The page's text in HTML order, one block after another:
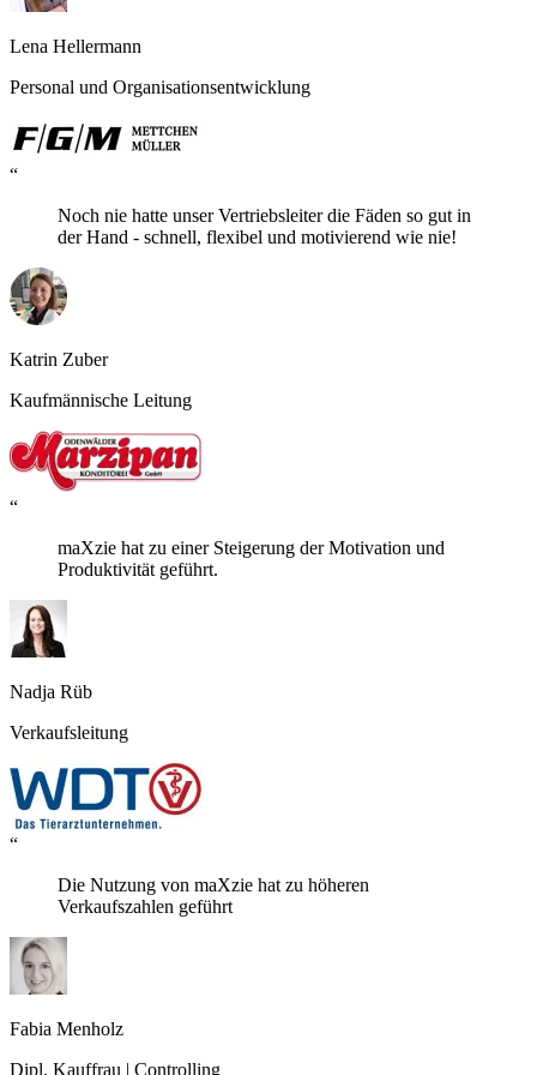
Lena Hellermann
Personal und Organisationsentwicklung
“
Noch nie hatte unser Vertriebsleiter die Fäden so gut in
der Hand - schnell, flexibel und motivierend wie nie!
Katrin Zuber
Kaufmännische Leitung
“
maXzie hat zu einer Steigerung der Motivation und
Produktivität geführt.
Nadja Rüb
Verkaufsleitung
“
Die Nutzung von maXzie hat zu höheren
Verkaufszahlen geführt
Fabia Menholz
Dipl. Kauffrau | Controlling